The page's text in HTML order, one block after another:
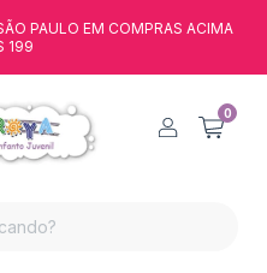
PAULO EM COMPRAS ACIMA
199
0